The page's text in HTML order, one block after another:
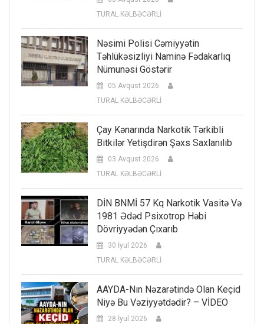
TURAL KƏLBƏCƏRLİ
Nəsimi Polisi Cəmiyyətin
Təhlükəsizliyi Naminə Fədakarlıq
Nümunəsi Göstərir
05 Avqust 2026
TURAL KƏLBƏCƏRLİ
Çay Kənarında Narkotik Tərkibli
Bitkilər Yetişdirən Şəxs Saxlanılıb
03 Avqust 2026
TURAL KƏLBƏCƏRLİ
DİN BNMİ 57 Kq Narkotik Vasitə Və
1981 Ədəd Psixotrop Həbi
Dövriyyədən Çıxarıb
30 İyul 2026
TURAL KƏLBƏCƏRLİ
AAYDA-Nın Nəzarətində Olan Keçid
Niyə Bu Vəziyyətdədir? – VİDEO
28 İyul 2026